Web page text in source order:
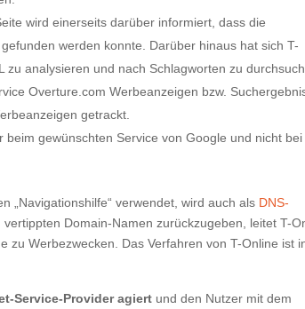
wird einerseits darüber informiert, dass die
werden konnte. Darüber hinaus hat sich T-
analysieren und nach Schlagworten zu
Overture.com Werbeanzeigen bzw.
getrackt.
gewünschten Service von Google und nicht bei
„Navigationshilfe“ verwendet, wird auch als DNS-
Domain-Namen zurückzugeben, leitet T-
zu Werbezwecken. Das Verfahren von T-Online ist
Service-Provider agiert und den Nutzer mit dem